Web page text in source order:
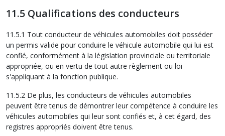
11.5 Qualifications des conducteurs
11.5.1 Tout conducteur de véhicules automobiles doit posséder
un permis valide pour conduire le véhicule automobile qui lui est
confié, conformément à la législation provinciale ou territoriale
appropriée, ou en vertu de tout autre règlement ou loi
s'appliquant à la fonction publique.
11.5.2 De plus, les conducteurs de véhicules automobiles
peuvent être tenus de démontrer leur compétence à conduire les
véhicules automobiles qui leur sont confiés et, à cet égard, des
registres appropriés doivent être tenus.